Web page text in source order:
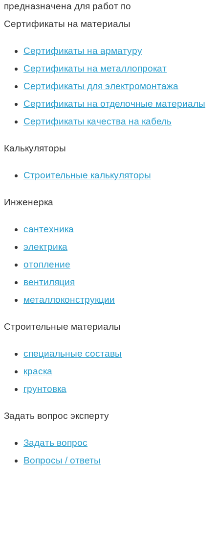
предназначена для работ по
Сертификаты на материалы
Сертификаты на арматуру
Сертификаты на металлопрокат
Сертификаты для электромонтажа
Сертификаты на отделочные материалы
Сертификаты качества на кабель
Калькуляторы
Строительные калькуляторы
Инженерка
сантехника
электрика
отопление
вентиляция
металлоконструкции
Строительные материалы
специальные составы
краска
грунтовка
Задать вопрос эксперту
Задать вопрос
Вопросы / ответы